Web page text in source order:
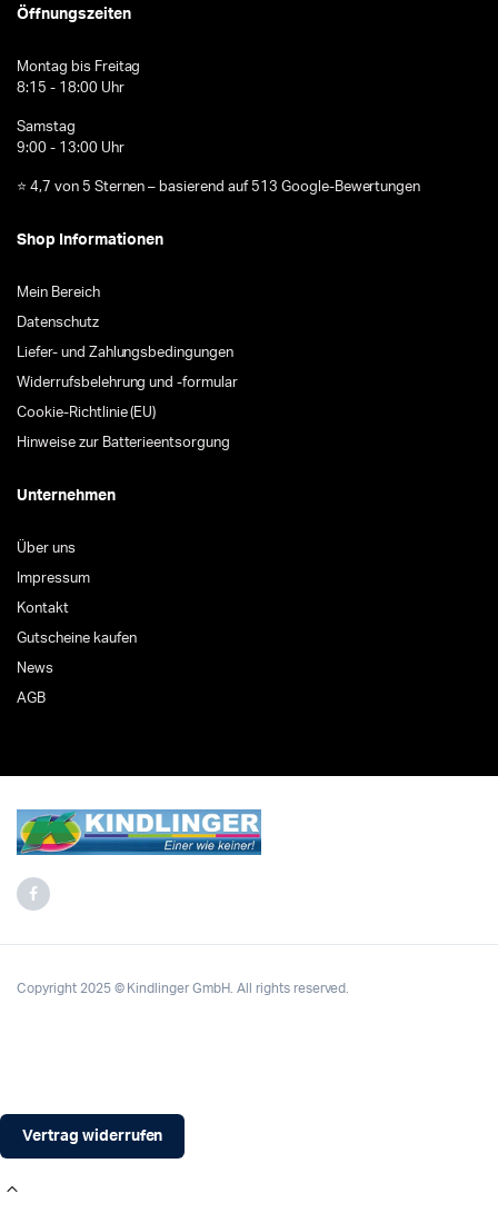
Öffnungszeiten
Montag bis Freitag
8:15 - 18:00 Uhr
Samstag
9:00 - 13:00 Uhr
⭐ 4,7 von 5 Sternen – basierend auf 513 Google-Bewertungen
Shop Informationen
Mein Bereich
Datenschutz
Liefer- und Zahlungsbedingungen
Widerrufsbelehrung und -formular
Cookie-Richtlinie (EU)
Hinweise zur Batterieentsorgung
Unternehmen
Über uns
Impressum
Kontakt
Gutscheine kaufen
News
AGB
Copyright 2025 © Kindlinger GmbH. All rights reserved.
Vertrag widerrufen